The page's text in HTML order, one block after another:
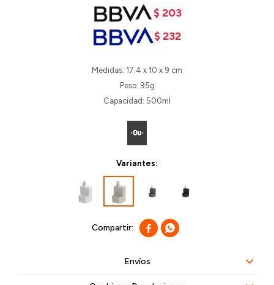
$ 203
$ 232
Medidas: 17.4 x 10 x 9 cm
Peso: 95g
Capacidad: 500ml
Variantes:
 
Envíos